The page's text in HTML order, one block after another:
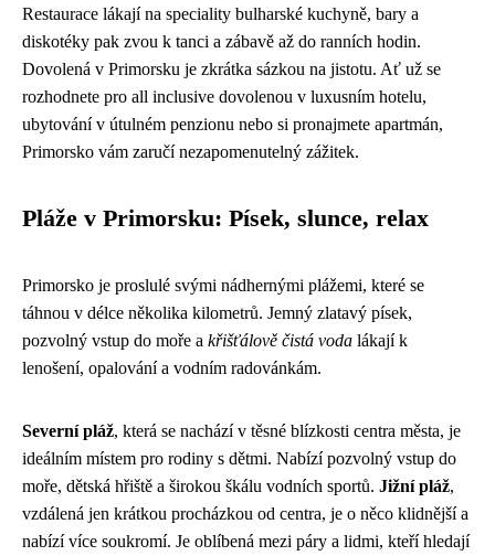
Restaurace lákají na speciality bulharské kuchyně, bary a
diskotéky pak zvou k tanci a zábavě až do ranních hodin.
Dovolená v Primorsku je zkrátka sázkou na jistotu. Ať už se
rozhodnete pro all inclusive dovolenou v luxusním hotelu,
ubytování v útulném penzionu nebo si pronajmete apartmán,
Primorsko vám zaručí nezapomenutelný zážitek.
Pláže v Primorsku: Písek, slunce, relax
Primorsko je proslulé svými nádhernými plážemi, které se
táhnou v délce několika kilometrů. Jemný zlatavý písek,
pozvolný vstup do moře a křišťálově čistá voda lákají k
lenošení, opalování a vodním radovánkám.
Severní pláž, která se nachází v těsné blízkosti centra města, je
ideálním místem pro rodiny s dětmi. Nabízí pozvolný vstup do
moře, dětská hřiště a širokou škálu vodních sportů. Jižní pláž,
vzdálená jen krátkou procházkou od centra, je o něco klidnější a
nabízí více soukromí. Je oblíbená mezi páry a lidmi, kteří hledají